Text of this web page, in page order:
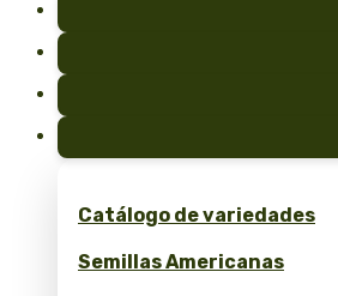
Catálogo de variedades
Semillas Americanas